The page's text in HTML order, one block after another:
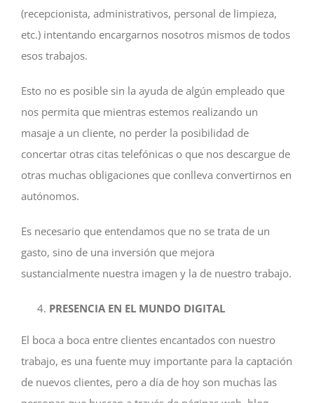
(recepcionista, administrativos, personal de limpieza,
etc.) intentando encargarnos nosotros mismos de todos
esos trabajos.
Esto no es posible sin la ayuda de algún empleado que
nos permita que mientras estemos realizando un
masaje a un cliente, no perder la posibilidad de
concertar otras citas telefónicas o que nos descargue de
otras muchas obligaciones que conlleva convertirnos en
autónomos.
Es necesario que entendamos que no se trata de un
gasto, sino de una inversión que mejora
sustancialmente nuestra imagen y la de nuestro trabajo.
PRESENCIA EN EL MUNDO DIGITAL
El boca a boca entre clientes encantados con nuestro
trabajo, es una fuente muy importante para la captación
de nuevos clientes, pero a día de hoy son muchas las